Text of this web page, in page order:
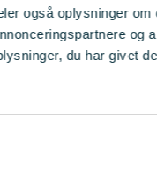
også oplysninger
og
du har givet